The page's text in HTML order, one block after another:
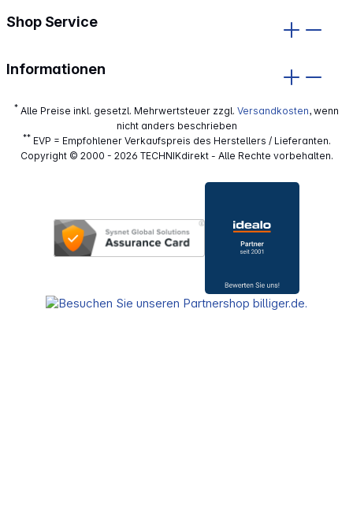
Shop Service
Informationen
* Alle Preise inkl. gesetzl. Mehrwertsteuer zzgl. Versandkosten, wenn
nicht anders beschrieben
** EVP = Empfohlener Verkaufspreis des Herstellers / Lieferanten.
Copyright © 2000 - 2026 TECHNIKdirekt - Alle Rechte vorbehalten.